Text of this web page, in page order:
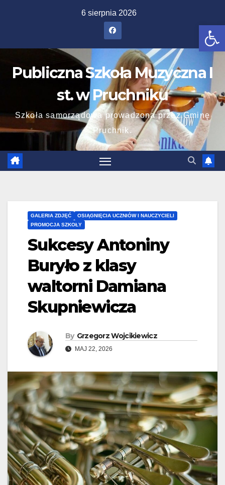
6 sierpnia 2026
Publiczna Szkoła Muzyczna I
st. w Pruchniku
Szkoła samorządowa prowadzona przez Gminę
Pruchnik.
GALERIA ZDJĘĆ
OSIĄGNIĘCIA UCZNIÓW I NAUCZYCIELI
PROMOCJA SZKOŁY
Sukcesy Antoniny
Buryło z klasy
waltorni Damiana
Skupniewicza
By Grzegorz Wojcikiewicz
MAJ 22, 2026